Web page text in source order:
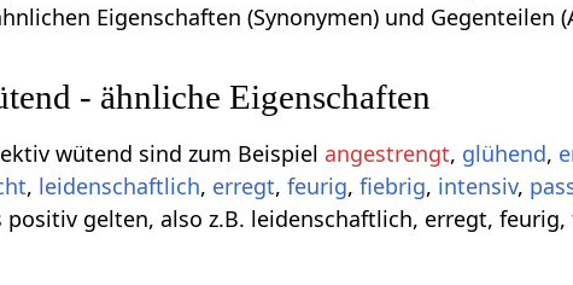
Eigenschaften (Synonymen) und Gegenteilen
- ähnliche Eigenschaften
wütend sind zum Beispiel angestrengt, glühend,
, leidenschaftlich, erregt,feurig,fiebrig, intensiv,
positiv gelten, also z.B. leidenschaftlich, erregt,